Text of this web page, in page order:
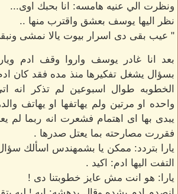
ونظرت الي عنيه هامسه: انا بحبك اوى...
نظر اليها يوسف بعشق واقترب منها ..
" عيب بقى دى اسرار بيوت يالا نمشى
بعد انا غادر يوسف واروا وقف ادم
بسؤال يشغل تفكيرها منذ مده فقد كان
الخطوبه طوال اسبوعين لم تذكر انه
واحده او مرتين ولم يهاتفها او يهاتف
يبدى بها اى اهتمام فشعرت انه ربما لم
فقررت مصارحته بما يعتل صدرها .
يارا بتردد: ممكن يا بشمهندس اسألك
التفت اليها ادم: اكيد .
يارا: هو انت مش عايز خطوبتنا دى !